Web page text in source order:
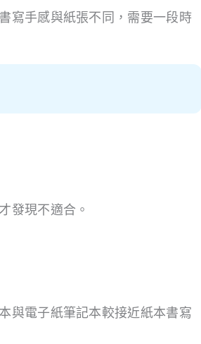
寫手感與紙張不同，需要一段時
發現不適合。
與電子紙筆記本較接近紙本書寫